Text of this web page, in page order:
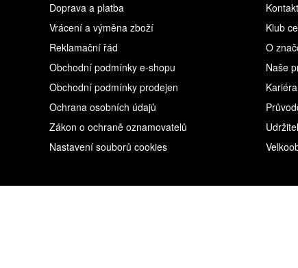
Doprava a platba
Vrácení a výměna zboží
Reklamační řád
Obchodní podmínky e-shopu
Obchodní podmínky prodejen
Ochrana osobních údajů
Zákon o ochraně oznamovatelů
Nastavení souborů cookies
Kontakt
Klub
O
Naše
Kariéra